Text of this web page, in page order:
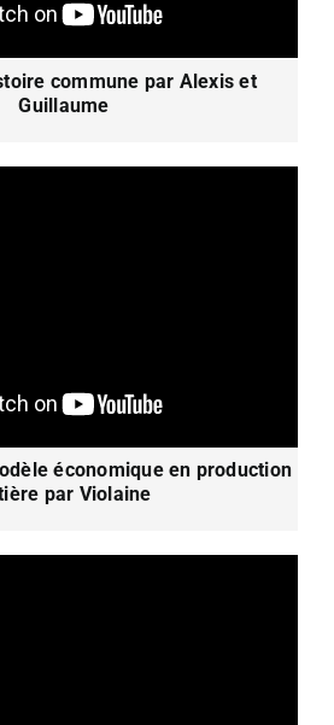
commune par Alexis et
Guillaume
économique en production
par Violaine